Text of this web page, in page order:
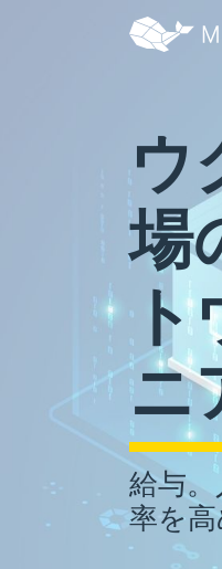
ウ
場
ト
ニ
給与
率を高